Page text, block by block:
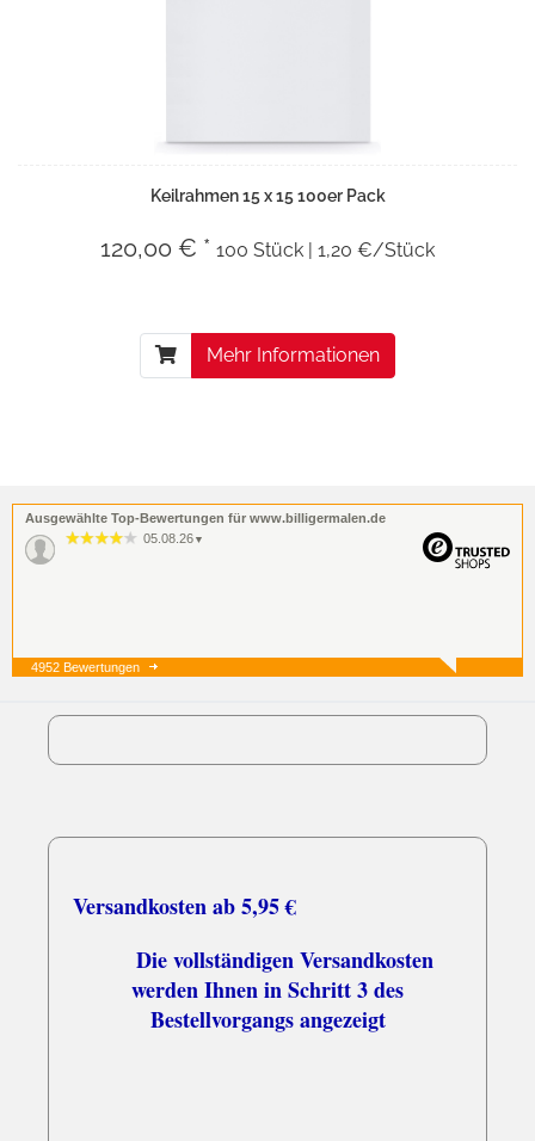
Keilrahmen 15 x 15 100er Pack
120,00 € * 100 Stück | 1,20 €/Stück
Mehr Informationen
Ausgewählte Top-Bewertungen für www.billigermalen.de
05.08.26 ▼
05.08.26 ▼
4952 Bewertungen
Versandkosten ab 5,95 €
Die vollständigen Versandkosten
werden Ihnen in Schritt 3 des
Bestellvorgangs angezeigt